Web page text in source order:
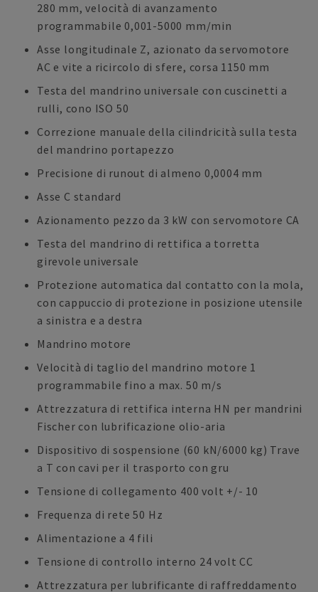
280 mm, velocità di avanzamento
programmabile 0,001-5000 mm/min
Asse longitudinale Z, azionato da servomotore
AC e vite a ricircolo di sfere, corsa 1150 mm
Testa del mandrino universale con cuscinetti a
rulli, cono ISO 50
Correzione manuale della cilindricità sulla testa
del mandrino portapezzo
Precisione di runout di almeno 0,0004 mm
Asse C standard
Azionamento pezzo da 3 kW con servomotore CA
Testa del mandrino di rettifica a torretta
girevole universale
Protezione automatica dal contatto con la mola,
con cappuccio di protezione in posizione utensile
a sinistra e a destra
Mandrino motore
Velocità di taglio del mandrino motore 1
programmabile fino a max. 50 m/s
Attrezzatura di rettifica interna HN per mandrini
Fischer con lubrificazione olio-aria
Dispositivo di sospensione (60 kN/6000 kg) Trave
a T con cavi per il trasporto con gru
Tensione di collegamento 400 volt +/- 10
Frequenza di rete 50 Hz
Alimentazione a 4 fili
Tensione di controllo interno 24 volt CC
Attrezzatura per lubrificante di raffreddamento